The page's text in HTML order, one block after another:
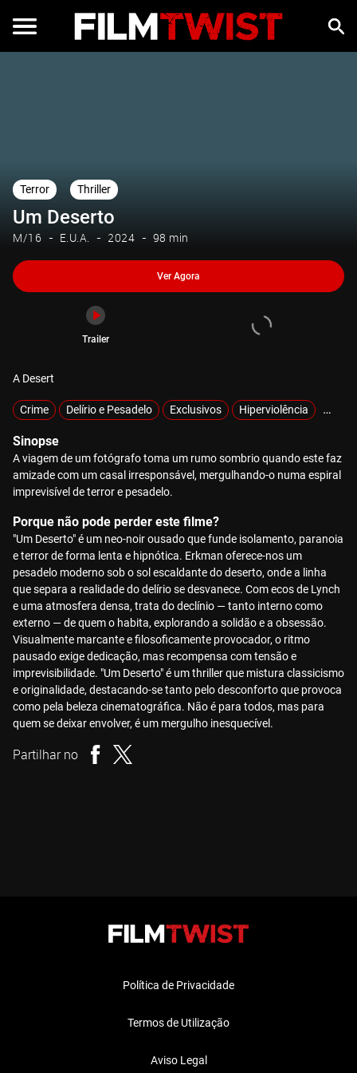
Terror Thriller
Um Deserto
M/16 E.U.A. 2024 98 min
Ver Agora
Trailer
A Desert
Crime Delírio e Pesadelo Exclusivos Hiperviolência
Sinopse
A viagem de um fotógrafo toma um rumo sombrio quando este faz
amizade com um casal irresponsável, mergulhando-o numa espiral
imprevisível de terror e pesadelo.
Porque não pode perder este filme?
"Um Deserto" é um neo-noir ousado que funde isolamento, paranoia
e terror de forma lenta e hipnótica. Erkman oferece-nos um
pesadelo moderno sob o sol escaldante do deserto, onde a linha
que separa a realidade do delírio se desvanece. Com ecos de Lynch
e uma atmosfera densa, trata do declínio — tanto interno como
externo — de quem o habita, explorando a solidão e a obsessão.
Visualmente marcante e filosoficamente provocador, o ritmo
pausado exige dedicação, mas recompensa com tensão e
imprevisibilidade. "Um Deserto" é um thriller que mistura classicismo
e originalidade, destacando-se tanto pelo desconforto que provoca
como pela beleza cinematográfica. Não é para todos, mas para
quem se deixar envolver, é um mergulho inesquecível.
Partilhar no
Política de Privacidade
Termos de Utilização
Aviso Legal